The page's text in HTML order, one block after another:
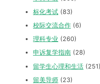
标化考试 (83)
校际交流合作 (6)
理科专业 (260)
申诉复学指南 (28)
留学生心理和生活 (251)
留美导师 (23)